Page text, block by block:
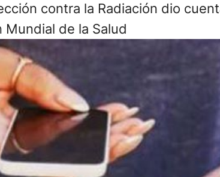
contra la Radiación dio
de la Salud